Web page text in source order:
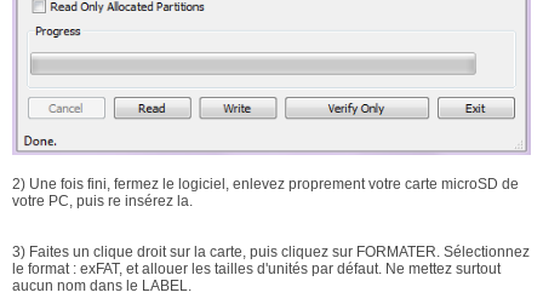
2) Une fois fini, fermez le logiciel, enlevez proprement votre carte microSD de
votre PC, puis re insérez la.
3) Faites un clique droit sur la carte, puis cliquez sur FORMATER. Sélectionnez
le format : exFAT, et allouer les tailles d'unités par défaut. Ne mettez surtout
aucun nom dans le LABEL.